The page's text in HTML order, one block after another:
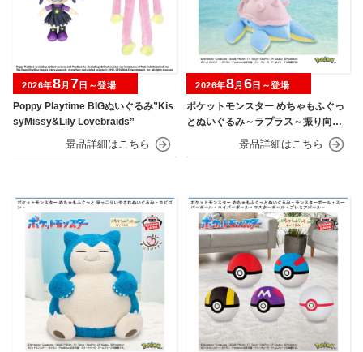
Poppy Playtime BIGぬいぐるみ”Kis
syMissy&Lily Lovebraids”
2026年8月 7日～登場
ポケットモンスター めちゃもふぐっ
とぬいぐるみ～ラプラス～振り向きv
2026年8月 6日～登場